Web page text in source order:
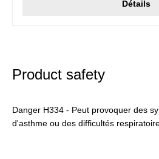
Détails
Product safety
Danger H334 - Peut provoquer des
d'asthme ou des difficultés